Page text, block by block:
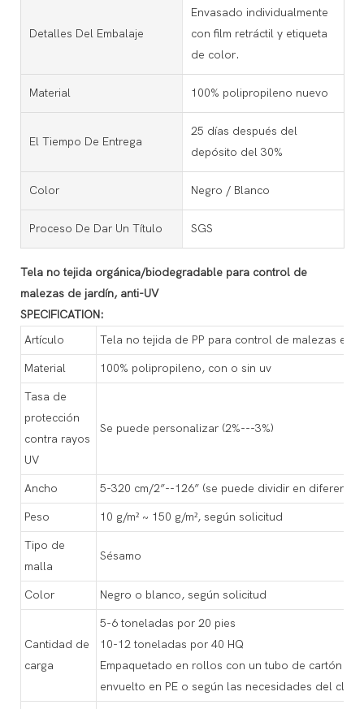
Detalles Del Embalaje
Envasado individualmente
con film retráctil y etiqueta
de color.
Material 100% polipropileno nuevo
El Tiempo De Entrega
25 días después del
depósito del 30%
Color Negro / Blanco
Proceso De Dar Un Título SGS
Tela no tejida orgánica/biodegradable para control de
malezas de jardín, anti-UV
SPECIFICATION:
Artículo
Tela no tejida de PP para control de malezas en
Material 100% polipropileno, con o sin uv
Tasa de
protección
contra rayos
UV
Se puede personalizar (2%---3%)
Ancho 5-320 cm/2”--126” (se puede dividir en diferentes
Peso 10 g/m² ~ 150 g/m², según solicitud
Tipo de
malla
Sésamo
Color Negro o blanco, según solicitud
Cantidad de
carga
5-6 toneladas por 20 pies
10-12 toneladas por 40 HQ
Empaquetado en rollos con un tubo de cartón en
envuelto en PE o según las necesidades del